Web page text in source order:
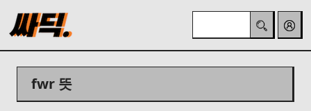
fwr 뜻